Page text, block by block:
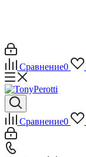
Сравнение0
Сравнение0